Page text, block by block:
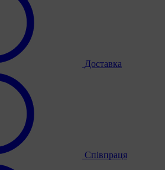
Доставка
Співпраця